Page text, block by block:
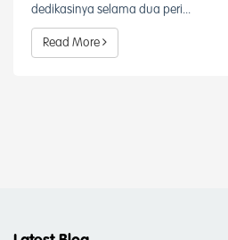
dedikasinya selama dua peri...
Read More